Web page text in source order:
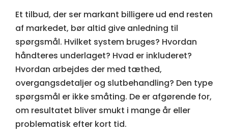
Et tilbud, der ser markant billigere ud end resten
af markedet, bør altid give anledning til
spørgsmål. Hvilket system bruges? Hvordan
håndteres underlaget? Hvad er inkluderet?
Hvordan arbejdes der med tæthed,
overgangsdetaljer og slutbehandling? Den type
spørgsmål er ikke småting. De er afgørende for,
om resultatet bliver smukt i mange år eller
problematisk efter kort tid.